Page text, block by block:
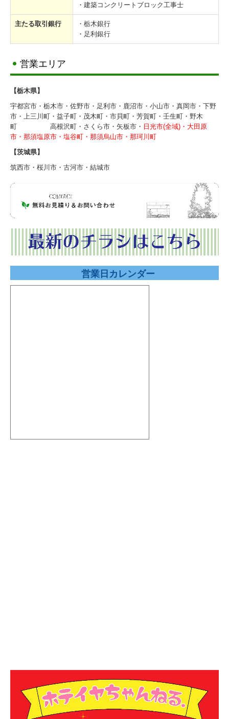
ガーデンルーム ページ
ガーデンルームGF
門扉
機能門柱
カーゲート
屋外収納（物置・ガレージ）
ガレージ
サイクルポート
リフォーム玄関ドア 浴室中折れドア
営業日カレンダー
・建築コンクリートブロック工事士
主たる取引銀行
・栃木銀行
・足利銀行
営業エリア
【栃木県】
宇都宮市・栃木市・佐野市・足利市・鹿沼市・小山市・真岡市・下野
市・上三川町・益子町・茂木町・市貝町・芳賀町・壬生町・野木
町 高根沢町・さくら市・矢板市・ 日光市(全域)・ 大田原
市・那須塩原市・塩谷町・那須烏山市・那珂川町
【茨城県】
筑西市・桜川市・古河市・結城市